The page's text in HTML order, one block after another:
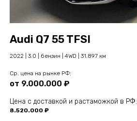
Audi Q7 55 TFSI
2022 | 3.0 | бензин | 4WD | 31.897 км
Cр. цена на рынке РФ:
от 9.000.000 ₽
Цена с доставкой и растаможкой в РФ:
8.520.000 ₽